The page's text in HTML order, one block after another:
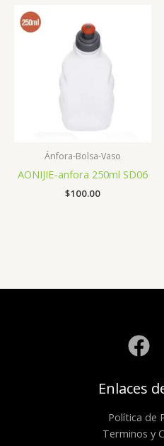
Ánfora-Bolsa-Vaso
AONIJIE-anfora 250ml SD06
$100.00
Enlaces
Política de
Terminos y